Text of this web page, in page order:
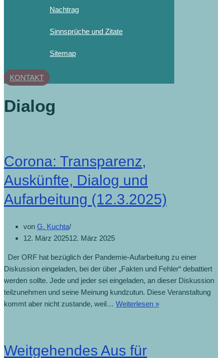
Nachtrag
Sinnsprüche und Zitate
Sitemap
KONTAKT
Dialog
Corona: Transparenz,
Auskünfte, Dialog und
Aufarbeitung (12.3.2025)
von G. Kuchta
12. März 202512. März 2025
Der ORF hat bezüglich der Pandemie-Aufarbeitung zu einer
Diskussion eingeladen, bei der über „Fakten und Fehler“ debattiert
werden sollte. Jede und jeder sei eingeladen, an dieser Diskussion
teilzunehmen und seine Meinung kundzutun. Diese Veranstaltung
kommt aber nicht zustande, weil… Weiterlesen »
Weitgehendes Aus für